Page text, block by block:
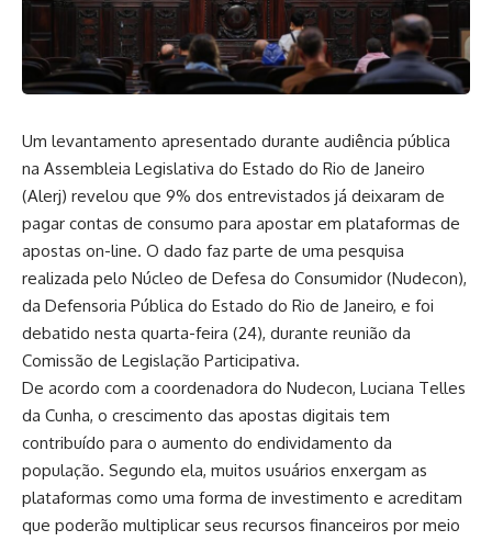
Um levantamento apresentado durante audiência pública
na Assembleia Legislativa do Estado do Rio de Janeiro
(Alerj) revelou que 9% dos entrevistados já deixaram de
pagar contas de consumo para apostar em plataformas de
apostas on-line. O dado faz parte de uma pesquisa
realizada pelo Núcleo de Defesa do Consumidor (Nudecon),
da Defensoria Pública do Estado do Rio de Janeiro, e foi
debatido nesta quarta-feira (24), durante reunião da
Comissão de Legislação Participativa.
De acordo com a coordenadora do Nudecon, Luciana Telles
da Cunha, o crescimento das apostas digitais tem
contribuído para o aumento do endividamento da
população. Segundo ela, muitos usuários enxergam as
plataformas como uma forma de investimento e acreditam
que poderão multiplicar seus recursos financeiros por meio